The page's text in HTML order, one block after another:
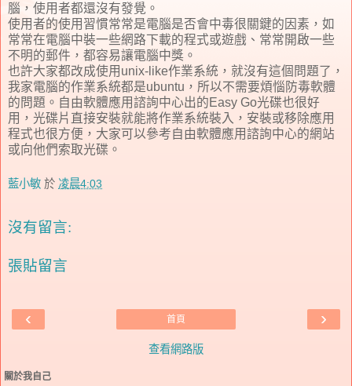
腦，使用者都還沒有發覺。
使用者的使用習慣常常是電腦是否會中毒很關鍵的因素，如
常常在電腦中裝一些網路下載的程式或遊戲、常常開啟一些
不明的郵件，都容易讓電腦中獎。
也許大家都改成使用unix-like作業系統，就沒有這個問題了，
我家電腦的作業系統都是ubuntu，所以不需要煩惱防毒軟體
的問題。自由軟體應用諮詢中心出的Easy Go光碟也很好
用，光碟片直接安裝就能將作業系統裝入，安裝或移除應用
程式也很方便，大家可以參考自由軟體應用諮詢中心的網站
或向他們索取光碟。
藍小敏 於 凌晨4:03
沒有留言:
張貼留言
‹ ›
首頁
查看網路版
關於我自己